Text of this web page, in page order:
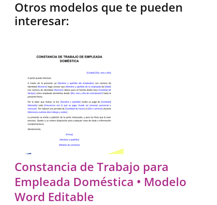
Otros modelos que te pueden
interesar:
Constancia de Trabajo para
Empleada Doméstica • Modelo
Word Editable